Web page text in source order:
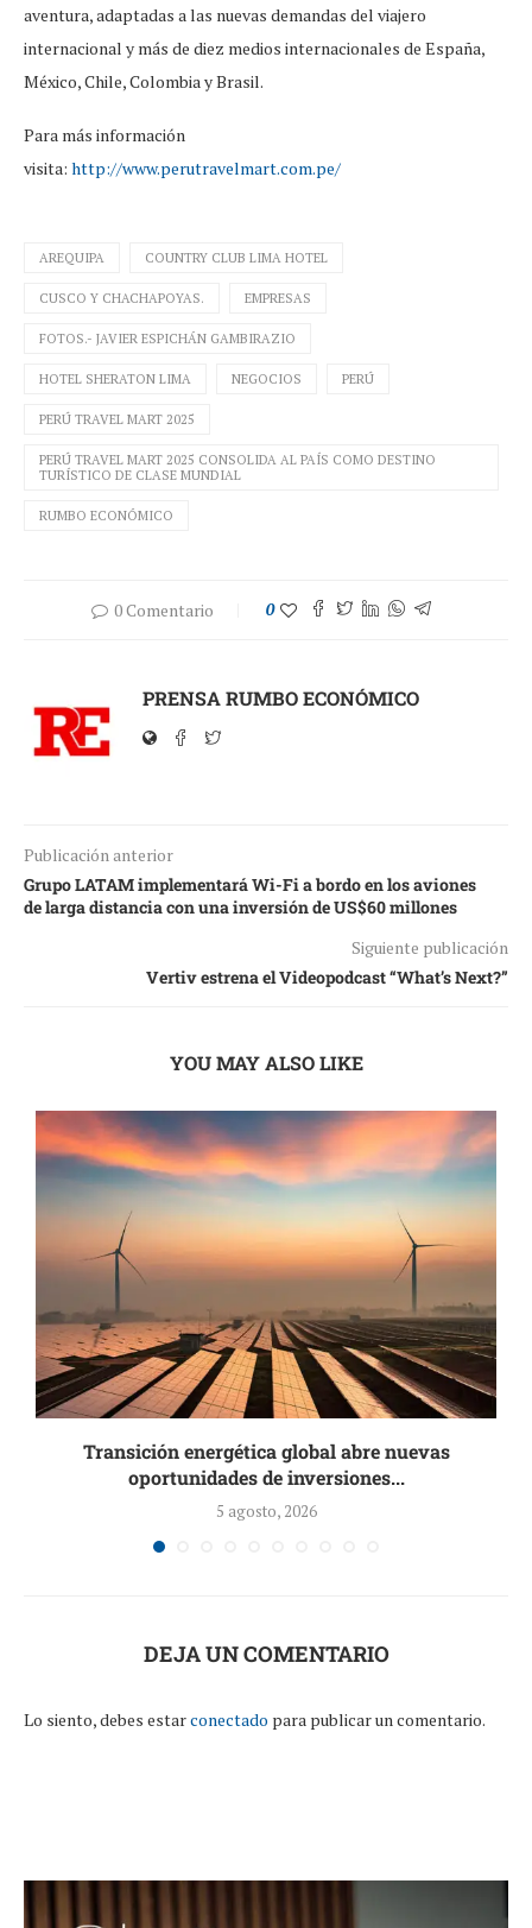
aventura, adaptadas a las nuevas demandas del viajero
internacional y más de diez medios internacionales de España,
México, Chile, Colombia y Brasil.
Para más información
visita: http://www.perutravelmart.com.pe/
AREQUIPA COUNTRY CLUB LIMA HOTEL
CUSCO Y CHACHAPOYAS. EMPRESAS
FOTOS.- JAVIER ESPICHÁN GAMBIRAZIO
HOTEL SHERATON LIMA NEGOCIOS PERÚ
PERÚ TRAVEL MART 2025
PERÚ TRAVEL MART 2025 CONSOLIDA AL PAÍS COMO DESTINO
TURÍSTICO DE CLASE MUNDIAL
RUMBO ECONÓMICO
0 Comentario 0
PRENSA RUMBO ECONÓMICO
Publicación anterior
Grupo LATAM implementará Wi-Fi a bordo en los aviones
de larga distancia con una inversión de US$60 millones
Siguiente publicación
Vertiv estrena el Videopodcast “What’s Next?”
YOU MAY ALSO LIKE
Transición energética global abre nuevas
oportunidades de inversiones...
5 agosto, 2026
DEJA UN COMENTARIO
Lo siento, debes estarconectado para publicar un comentario.